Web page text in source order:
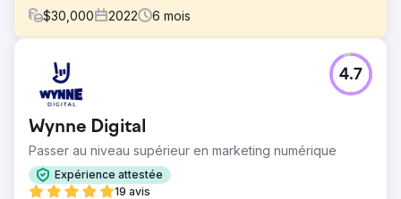
$30,000 2022 6 mois
Défi
Adobe nous a contactés avec un besoin spécifique en
matière de marketing numérique, demandant le
développement d'une stratégie globale visant à
renforcer leur présence en ligne, à engager leur public
cible, à améliorer les performances des mots clés et à
générer des conversions sur plusieurs plateformes
numériques.
Wynne Digital
Passer au niveau supérieur en marketing numérique
Expérience attestée
19 avis
4.7